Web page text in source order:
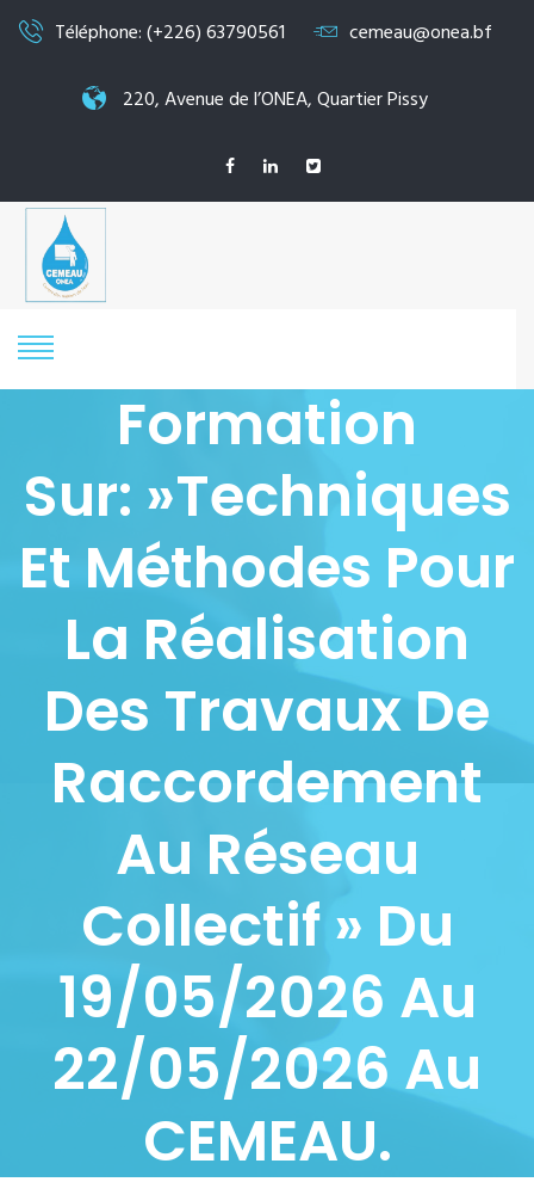
Téléphone: (+226) 63790561 cemeau@onea.bf
220, Avenue de l’ONEA, Quartier Pissy
Formation
Sur: »Techniques
Et Méthodes Pour
La Réalisation
Des Travaux De
Raccordement
Au Réseau
Collectif » Du
19/05/2026 Au
22/05/2026 Au
CEMEAU.